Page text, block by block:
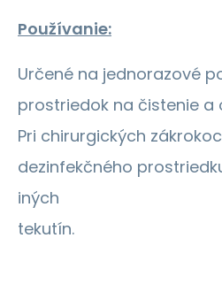
Používanie:
Určené na jednorazové
prostriedok na čistenie a
Pri chirurgických
dezinfekčného
iných
tekutín.